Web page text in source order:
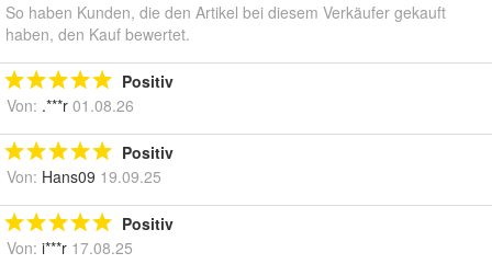
So haben Kunden, die den Artikel bei diesem Verkäufer gekauft
haben, den Kauf bewertet.
Positiv
Von: .***r 01.08.26
Positiv
Von: Hans09 19.09.25
Positiv
Von: i***r 17.08.25